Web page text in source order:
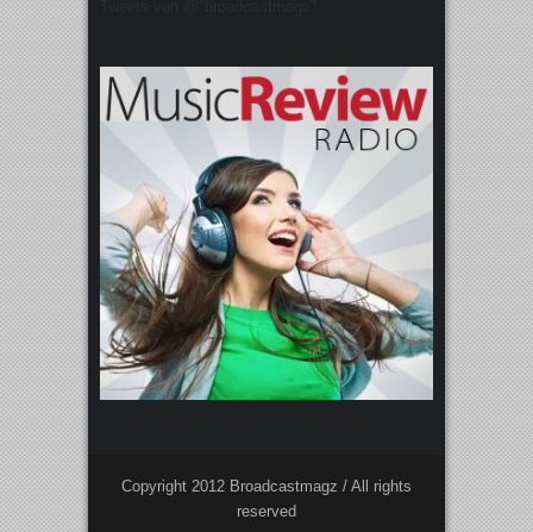
Copyright 2012 Broadcastmagz / All rights
reserved